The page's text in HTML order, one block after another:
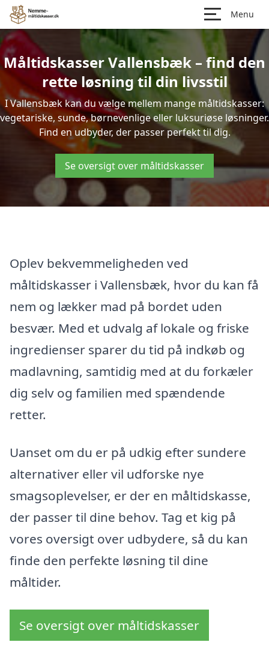
Menu
Måltidskasser Vallensbæk – find den
rette løsning til din livsstil
I Vallensbæk kan du vælge mellem mange måltidskasser:
vegetariske, sunde, børnevenlige eller luksuriøse løsninger.
Find en udbyder, der passer perfekt til dig.
Se oversigt over måltidskasser
Oplev bekvemmeligheden ved
måltidskasser i Vallensbæk, hvor du kan få
nem og lækker mad på bordet uden
besvær. Med et udvalg af lokale og friske
ingredienser sparer du tid på indkøb og
madlavning, samtidig med at du forkæler
dig selv og familien med spændende
retter.
Uanset om du er på udkig efter sundere
alternativer eller vil udforske nye
smagsoplevelser, er der en måltidskasse,
der passer til dine behov. Tag et kig på
vores oversigt over udbydere, så du kan
finde den perfekte løsning til dine
måltider.
Se oversigt over måltidskasser